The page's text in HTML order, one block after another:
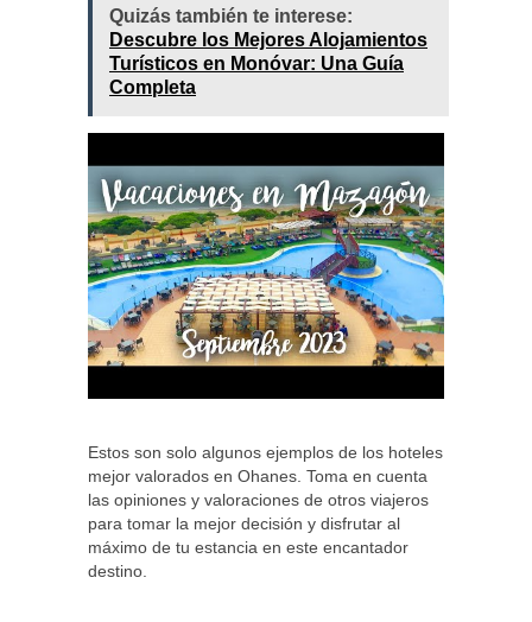
Quizás también te interese:
Descubre los Mejores Alojamientos
Turísticos en Monóvar: Una Guía
Completa
Estos son solo algunos ejemplos de los hoteles
mejor valorados en Ohanes. Toma en cuenta
las opiniones y valoraciones de otros viajeros
para tomar la mejor decisión y disfrutar al
máximo de tu estancia en este encantador
destino.